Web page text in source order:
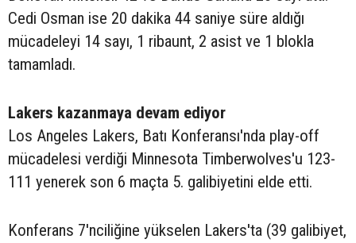
Cedi Osman ise 20 dakika 44 saniye süre aldığı
mücadeleyi 14 sayı, 1 ribaunt, 2 asist ve 1 blokla
tamamladı.
Lakers kazanmaya devam ediyor
Los Angeles Lakers, Batı Konferansı'nda play-off
mücadelesi verdiği Minnesota Timberwolves'u 123-
111 yenerek son 6 maçta 5. galibiyetini elde etti.
Konferans 7'nciliğine yükselen Lakers'ta (39 galibiyet,